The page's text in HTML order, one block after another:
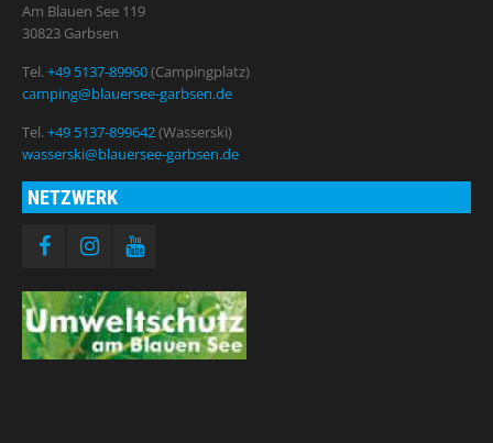
Am Blauen See 119
30823 Garbsen
Tel.+49 5137-89960(Campingplatz)
camping@blauersee-garbsen.de
Tel.+49 5137-899642(Wasserski)
wasserski@blauersee-garbsen.de
NETZWERK